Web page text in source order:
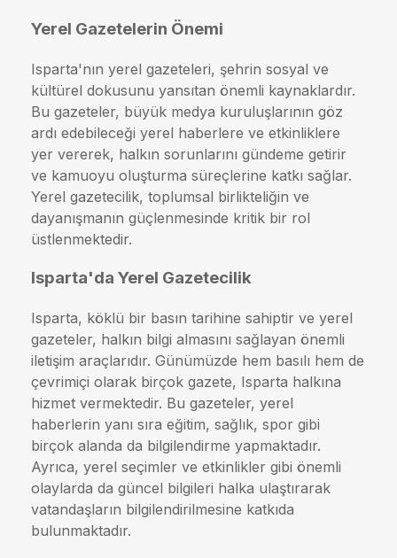
Yerel Gazetelerin Önemi
Isparta'nın yerel gazeteleri, şehrin sosyal ve
kültürel dokusunu yansıtan önemli kaynaklardır.
Bu gazeteler, büyük medya kuruluşlarının göz
ardı edebileceği yerel haberlere ve etkinliklere
yer vererek, halkın sorunlarını gündeme getirir
ve kamuoyu oluşturma süreçlerine katkı sağlar.
Yerel gazetecilik, toplumsal birlikteliğin ve
dayanışmanın güçlenmesinde kritik bir rol
üstlenmektedir.
Isparta'da Yerel Gazetecilik
Isparta, köklü bir basın tarihine sahiptir ve yerel
gazeteler, halkın bilgi almasını sağlayan önemli
iletişim araçlarıdır. Günümüzde hem basılı hem de
çevrimiçi olarak birçok gazete, Isparta halkına
hizmet vermektedir. Bu gazeteler, yerel
haberlerin yanı sıra eğitim, sağlık, spor gibi
birçok alanda da bilgilendirme yapmaktadır.
Ayrıca, yerel seçimler ve etkinlikler gibi önemli
olaylarda da güncel bilgileri halka ulaştırarak
vatandaşların bilgilendirilmesine katkıda
bulunmaktadır.